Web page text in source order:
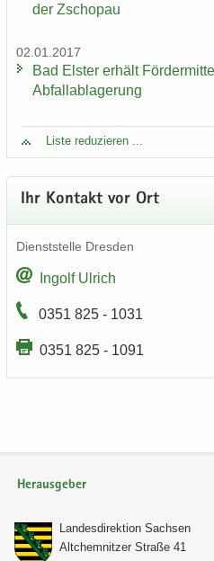
der Zscho­pau
02.01.2017
Bad Els­ter er­hält
Ab­fall­ab­la­ge­rung
Liste re­du­zie­ren ...
Ihr Kon­takt vor Ort
Dienst­stel­le Dres­den
In­golf Ul­rich
0351 825 - 1031
0351 825 - 1091
Herausgeber
Lan­des­di­rek­ti­on Sach­sen
Alt­chem­nit­zer Stra­ße 41